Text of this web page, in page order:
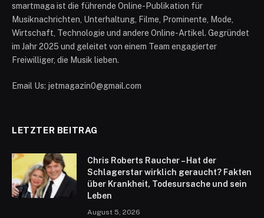
smartmaga ist die führende Online-Publikation für
Musiknachrichten, Unterhaltung, Filme, Prominente, Mode,
Wirtschaft, Technologie und andere Online-Artikel. Gegründet
im Jahr 2025 und geleitet von einem Team engagierter
Freiwilliger, die Musik lieben.
Email Us: jetmagazin0@gmail.com
LETZTER BEITRAG
Chris Roberts Raucher – Hat der
Schlagerstar wirklich geraucht? Fakten
über Krankheit, Todesursache und sein
Leben
August 5, 2026